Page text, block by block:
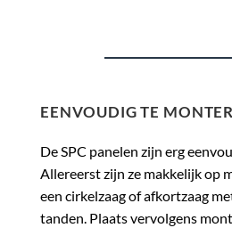
EENVOUDIG TE
De SPC panelen zijn erg
Allereerst zijn ze makkelijk op
een cirkelzaag of afkortzaag
tanden. Plaats vervolgens